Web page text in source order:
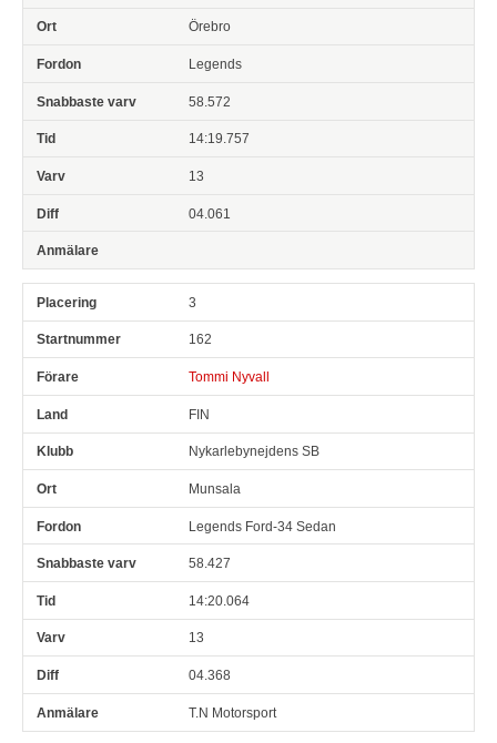
Örebro
Legends
58.572
14:19.757
13
04.061
3
162
Tommi Nyvall
FIN
Nykarlebynejdens SB
Munsala
Legends Ford-34 Sedan
58.427
14:20.064
13
04.368
T.N Motorsport